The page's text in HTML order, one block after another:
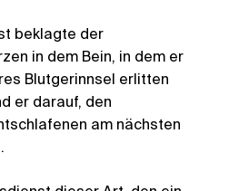
beklagte der
in dem Bein, in dem er
Blutgerinnsel erlitten
er darauf, den
am nächsten